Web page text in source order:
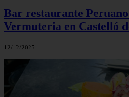
Bar restaurante
Vermuteria en Castelló
12/12/2025